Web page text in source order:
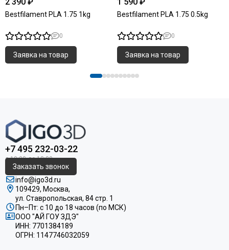
Bestfilament PLA 1.75 1kg
0
Заявка на товар
Bestfilament PLA 1.75 0.5kg
0
Заявка на товар
+7 495 232-03-22
Заказать звонок
info@igo3d.ru
109429, Москва,
ул. Ставропольская, 84 стр. 1
Пн–Пт: с 10 до 18 часов (по МСК)
ООО "АЙ ГОУ ЗДЭ"
ИНН: 7701384189
ОГРН: 1147746032059